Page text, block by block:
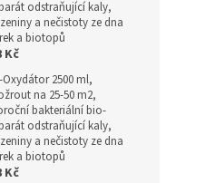
odstraňující kaly,
a nečistoty ze dna
a biotopů
Kč
2500 ml,
na 25-50 m2,
bakteriální bio-
odstraňující kaly,
a nečistoty ze dna
a biotopů
Kč